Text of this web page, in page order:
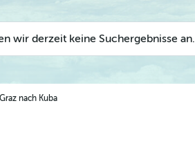
wir derzeit keine Suchergebnisse an.
nach Kuba